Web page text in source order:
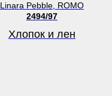
Linara Pebble, ROMO
2494/97
Хлопок и лен